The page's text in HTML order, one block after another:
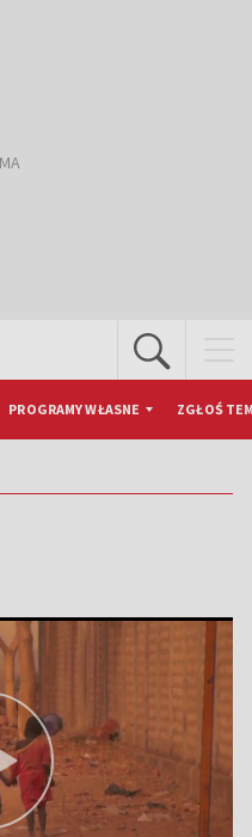
PROGRAMY WŁASNE ZGŁOŚ